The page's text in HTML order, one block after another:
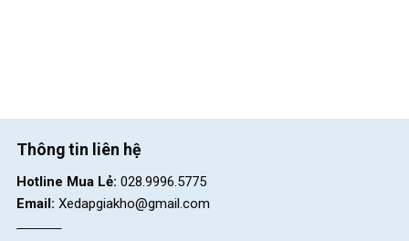
Thông tin liên hệ
Hotline Mua Lẻ: 028.9996.5775
Email: Xedapgiakho@gmail.com